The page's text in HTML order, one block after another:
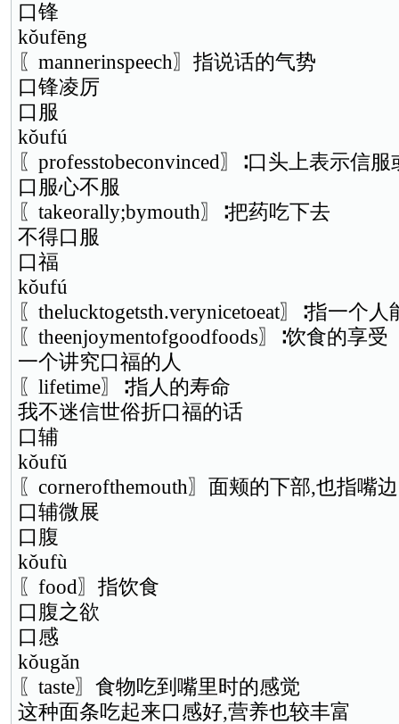
口锋
kǒufēng
〖mannerinspeech〗指说话的气势
口锋凌厉
口服
kǒufú
〖professtobeconvinced〗∶口头上表示信
口服心不服
〖takeorally;bymouth〗∶把药吃下去
不得口服
口福
kǒufú
〖thelucktogetsth.verynicetoeat〗∶指一个
〖theenjoymentofgoodfoods〗∶饮食的享受
一个讲究口福的人
〖lifetime〗∶指人的寿命
我不迷信世俗折口福的话
口辅
kǒufǔ
〖cornerofthemouth〗面颊的下部,也指嘴边
口辅微展
口腹
kǒufù
〖food〗指饮食
口腹之欲
口感
kǒugǎn
〖taste〗食物吃到嘴里时的感觉
这种面条吃起来口感好,营养也较丰富